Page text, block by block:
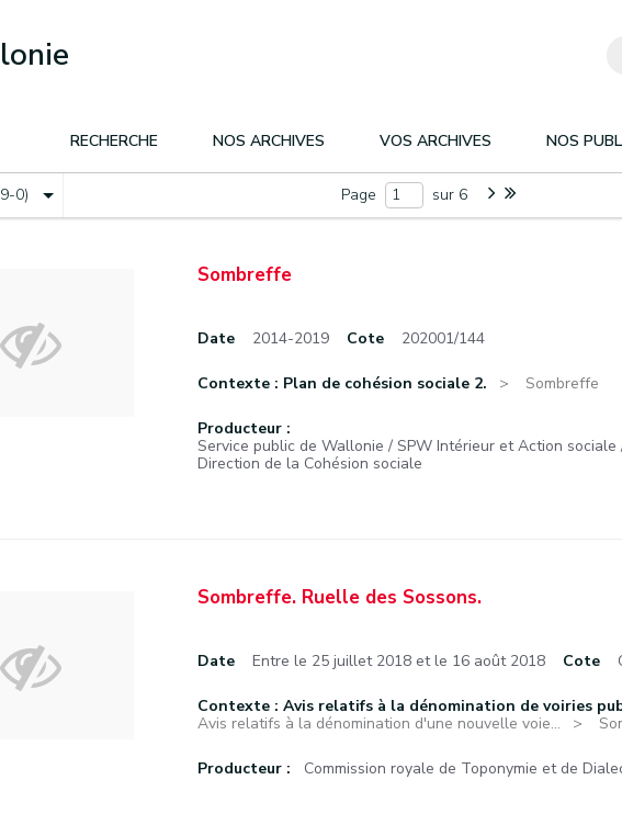
RECHERCHE NOS ARCHIVES VOS ARCHIVES NOS
0) Page sur 6
Sombreffe
Date 2014-2019 Cote 202001/144
Contexte : Plan de cohésion sociale 2. Sombreffe
Producteur :
Service public de Wallonie / SPW Intérieur et Action
Direction de la Cohésion sociale
Sombreffe. Ruelle des Sossons.
Date Entre le 25 juillet 2018 et le 16 août 2018 Cote
Contexte : Avis relatifs à la dénomination de voiries
Avis relatifs à la dénomination d'une nouvelle voie...
Producteur : Commission royale de Toponymie et de